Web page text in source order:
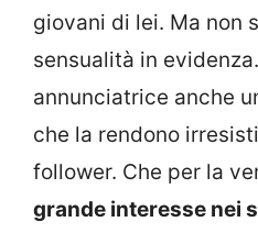
giovani di lei. Ma non
sensualità in
annunciatrice anche
che la rendono
follower. Che per la
grande interesse nei